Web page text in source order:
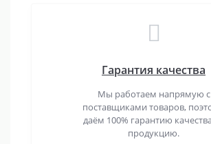
Гарантия качества
Мы работаем напрямую с
поставщиками товаров,
даём 100% гарантию
продукцию.